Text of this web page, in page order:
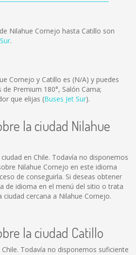
Nilahue Cornejo hasta Catillo son
.
Cornejo y Catillo es (N/A) y puedes
Premium 180°, Salón Cama;
que elijas (Buses Jet Sur).
la ciudad Nilahue
en Chile. Todavía no disponemos
Nilahue Cornejo en este idioma
de conseguirla. Si deseas obtener
de idioma en el menú del sitio o trata
ciudad cercana a Nilahue Cornejo.
la ciudad Catillo
Todavía no disponemos suficiente